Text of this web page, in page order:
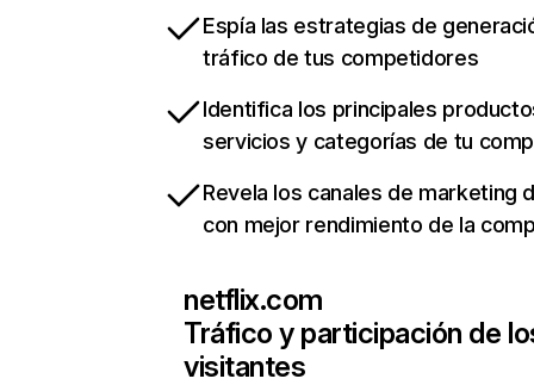
Espía las estrategias de
tráfico de tus competidores
Identifica los principales
servicios y categorías de tu
Revela los canales de marketing
con mejor rendimiento de la
netflix.com
Tráfico y participación de
visitantes